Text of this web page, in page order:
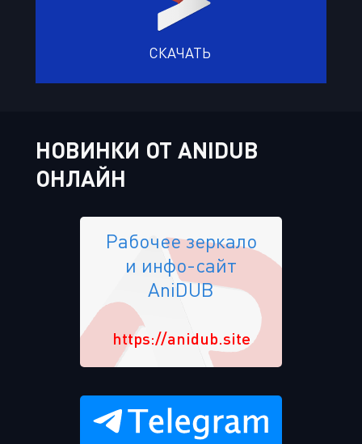
СКАЧАТЬ
НОВИНКИ ОТ ANIDUB
ОНЛАЙН
Рабочее зеркало
и инфо-сайт
AniDUB
https://anidub.site